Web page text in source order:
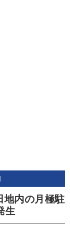
地内の月極駐
生